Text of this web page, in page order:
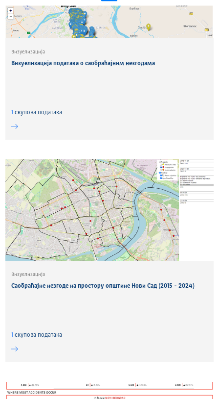
Визуелизација
Визуелизација података о саобраћајним незгодама
1 скуповa података
Визуелизација
Саобраћајне незгоде на простору општине Нови Сад (2015 - 2024)
1 скуповa података